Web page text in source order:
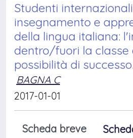
Studenti
insegnamento e
della lingua italiana:
dentro/fuori la classe
possibilità di successo.
BAGNA C
2017-01-01
Scheda breve